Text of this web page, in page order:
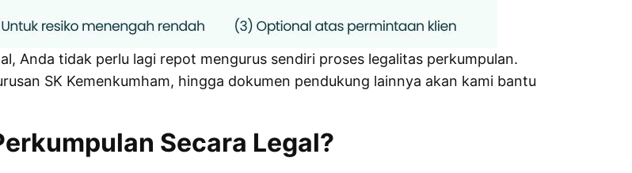
Anda tidak perlu lagi repot mengurus sendiri proses legalitas perkumpulan.
SK Kemenkumham, hingga dokumen pendukung lainnya akan kami bantu
Secara Legal?